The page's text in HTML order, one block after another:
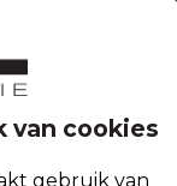
van cookies
gebruik van